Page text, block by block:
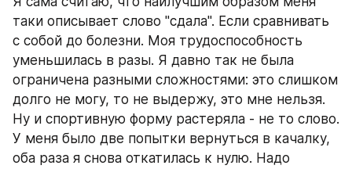
таки описывает слово "сдала". Если сравнивать
с собой до болезни. Моя трудоспособность
уменьшилась в разы. Я давно так не была
ограничена разными сложностями: это слишком
долго не могу, то не выдержу, это мне нельзя.
Ну и спортивную форму растеряла - не то слово.
У меня было две попытки вернуться в качалку,
оба раза я снова откатилась к нулю. Надо